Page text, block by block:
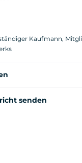
Kaufmann,
senden